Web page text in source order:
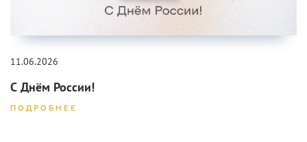
11.06.2026
С Днём России!
ПОДРОБНЕЕ